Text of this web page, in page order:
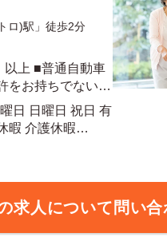
ロ)駅」徒歩2分
以上 ■普通自動車
をお持ちでない方
日 日曜日 祝日 有
暇 介護休暇
求人について問い合